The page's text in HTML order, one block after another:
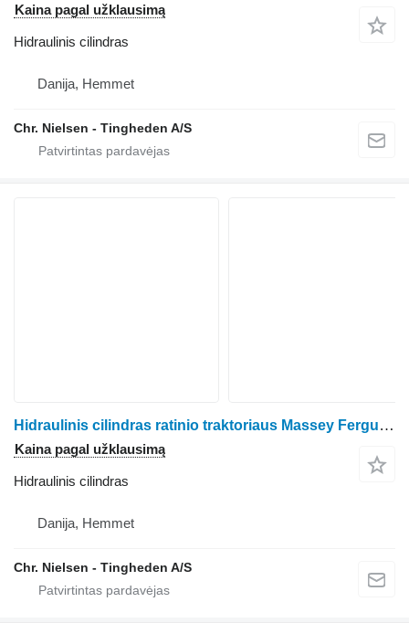
Kaina pagal užklausimą
Hidraulinis cilindras
Danija, Hemmet
Chr. Nielsen - Tingheden A/S
Hidraulinis cilindras ratinio traktoriaus Massey Ferguson 6465
Kaina pagal užklausimą
Hidraulinis cilindras
Danija, Hemmet
Chr. Nielsen - Tingheden A/S